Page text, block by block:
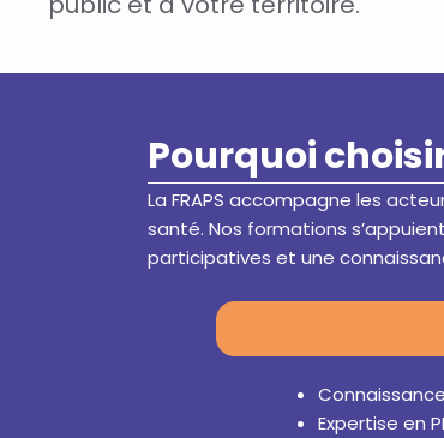
Pourquoi choisir
La FRAPS accompagne les
santé. Nos formations
participatives et une
Expertise en